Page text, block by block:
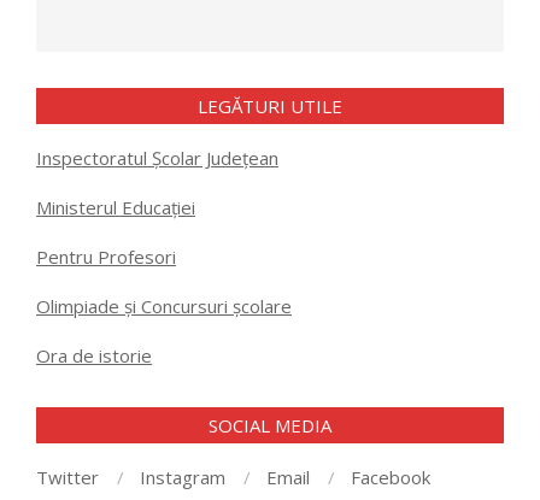
LEGĂTURI UTILE
Inspectoratul Școlar Județean
Ministerul Educației
Pentru Profesori
Olimpiade și Concursuri școlare
Ora de istorie
SOCIAL MEDIA
Twitter Instagram Email Facebook